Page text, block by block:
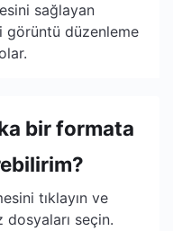
sağlayan
görüntü düzenleme
bir formata
tıklayın ve
seçin.